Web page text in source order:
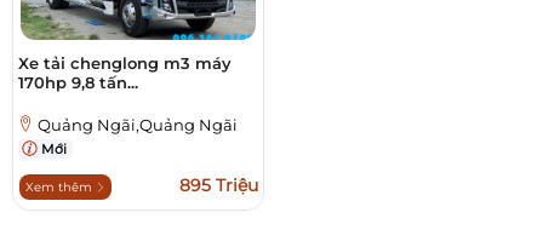
Xe tải chenglong m3 máy
170hp 9,8 tấn...
Quảng Ngãi,Quảng Ngãi
Mới
Xem thêm 895 Triệu